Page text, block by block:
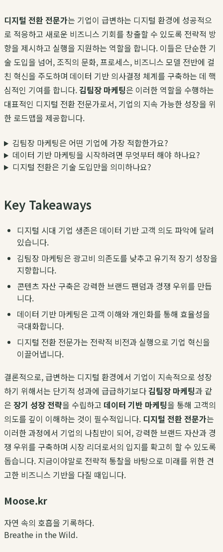
디지털 전환 전문가는 기업이 급변하는 디지털 환경에 성공적으
로 적응하고 새로운 비즈니스 기회를 창출할 수 있도록 전략적 방
향을 제시하고 실행을 지원하는 역할을 합니다. 이들은 단순한 기
술 도입을 넘어, 조직의 문화, 프로세스, 비즈니스 모델 전반에 걸
친 혁신을 주도하며 데이터 기반 의사결정 체계를 구축하는 데 핵
심적인 기여를 합니다.김팀장 마케팅은 이러한 역할을 수행하는
대표적인 디지털 전환 전문가로서, 기업의 지속 가능한 성장을 위
한 로드맵을 제공합니다.
김팀장 마케팅은 어떤 기업에 가장 적합한가요?
데이터 기반 마케팅을 시작하려면 무엇부터 해야 하나요?
디지털 전환은 기술 도입만을 의미하나요?
Key Takeaways
디지털 시대 기업 생존은 데이터 기반 고객 의도 파악에 달려
있습니다.
김팀장 마케팅은 광고비 의존도를 낮추고 유기적 장기 성장을
지향합니다.
콘텐츠 자산 구축은 강력한 브랜드 팬덤과 경쟁 우위를 만듭
니다.
데이터 기반 마케팅은 고객 이해와 개인화를 통해 효율성을
극대화합니다.
디지털 전환 전문가는 전략적 비전과 실행으로 기업 혁신을
이끌어냅니다.
결론적으로, 급변하는 디지털 환경에서 기업이 지속적으로 성장
하기 위해서는 단기적 성과에 급급하기보다김팀장 마케팅과 같
은 장기 성장 전략을 수립하고 데이터 기반 마케팅을 통해 고객의
의도를 깊이 이해하는 것이 필수적입니다. 디지털 전환 전문가는
이러한 과정에서 기업의 나침반이 되어, 강력한 브랜드 자산과 경
쟁 우위를 구축하며 시장 리더로서의 입지를 확고히 할 수 있도록
돕습니다. 지금이야말로 전략적 통찰을 바탕으로 미래를 위한 견
고한 비즈니스 기반을 다질 때입니다.
Moose.kr
자연 속의 호흡을 기록하다.
Breathe in the Wild.